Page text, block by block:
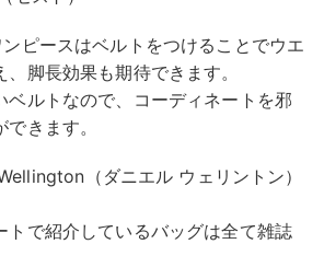
ピースはベルトをつけることでウエ
脚長効果も期待できます。
ベルトなので、コーディネートを邪
きます。
（ダニエル ウェリントン）
トで紹介しているバッグは全て雑誌